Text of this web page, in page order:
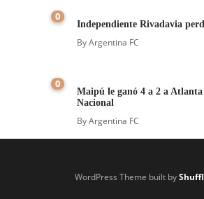
0
Independiente Rivadavia
ByArgentina FC
0
Maipú le ganó 4 a 2 a
Nacional
ByArgentina FC
WordPress Theme built by